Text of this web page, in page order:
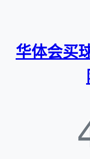
华体会买